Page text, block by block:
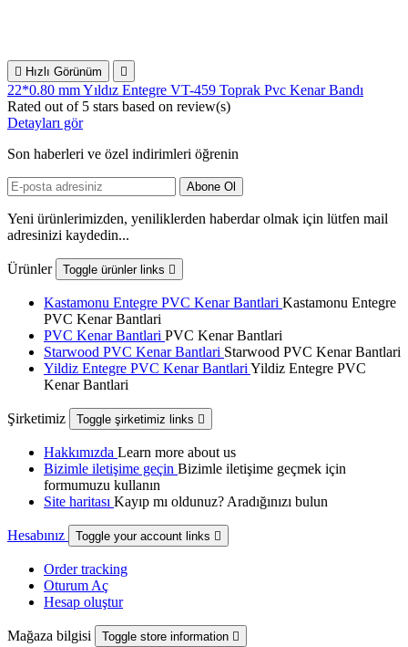
 Hızlı Görünüm 
22*0.80 mm Yıldız Entegre VT-459 Toprak Pvc Kenar Bandı
Rated out of 5 stars based on review(s)
Detayları gör
Son haberleri ve özel indirimleri öğrenin
Yeni ürünlerimizden, yeniliklerden haberdar olmak için lütfen mail
adresinizi kaydedin...
Ürünler Toggle ürünler links 
Kastamonu Entegre PVC Kenar Bantlari Kastamonu Entegre
PVC Kenar Bantlari
PVC Kenar Bantlari PVC Kenar Bantlari
Starwood PVC Kenar Bantlari Starwood PVC Kenar Bantlari
Yildiz Entegre PVC Kenar Bantlari Yildiz Entegre PVC
Kenar Bantlari
Şirketimiz Toggle şirketimiz links 
Hakkımızda Learn more about us
Bizimle iletişime geçin Bizimle iletişime geçmek için
formumuzu kullanın
Site haritası Kayıp mı oldunuz? Aradığınızı bulun
Hesabınız Toggle your account links 
Order tracking
Oturum Aç
Hesap oluştur
Mağaza bilgisi Toggle store information 